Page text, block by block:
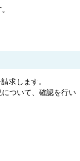
求します。
ついて、確認を行い